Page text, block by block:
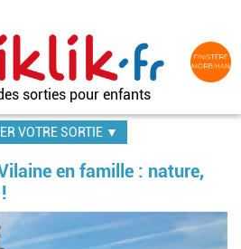
sorties pour enfants
VOTRE SORTIE ▼
en famille : nature,